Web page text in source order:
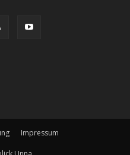
Impressum